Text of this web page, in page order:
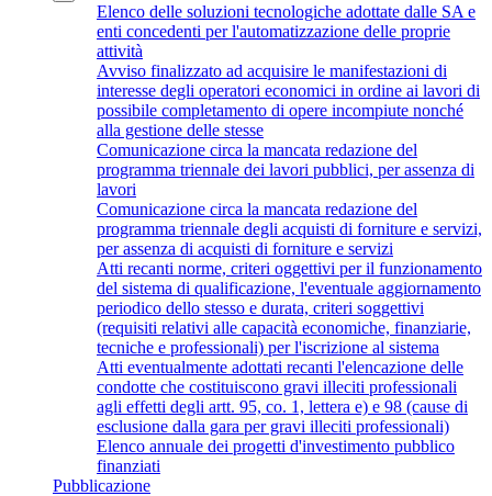
Elenco delle soluzioni tecnologiche adottate dalle SA e
enti concedenti per l'automatizzazione delle proprie
attività
Avviso finalizzato ad acquisire le manifestazioni di
interesse degli operatori economici in ordine ai lavori di
possibile completamento di opere incompiute nonché
alla gestione delle stesse
Comunicazione circa la mancata redazione del
programma triennale dei lavori pubblici, per assenza di
lavori
Comunicazione circa la mancata redazione del
programma triennale degli acquisti di forniture e servizi,
per assenza di acquisti di forniture e servizi
Atti recanti norme, criteri oggettivi per il funzionamento
del sistema di qualificazione, l'eventuale aggiornamento
periodico dello stesso e durata, criteri soggettivi
(requisiti relativi alle capacità economiche, finanziarie,
tecniche e professionali) per l'iscrizione al sistema
Atti eventualmente adottati recanti l'elencazione delle
condotte che costituiscono gravi illeciti professionali
agli effetti degli artt. 95, co. 1, lettera e) e 98 (cause di
esclusione dalla gara per gravi illeciti professionali)
Elenco annuale dei progetti d'investimento pubblico
finanziati
Pubblicazione